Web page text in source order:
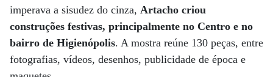
imperava a sisudez do cinza, Artacho criou
construções festivas, principalmente no Centro e no
bairro de Higienópolis. A mostra reúne 130 peças, entre
fotografias, vídeos, desenhos, publicidade de época e